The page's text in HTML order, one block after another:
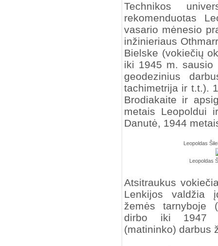
Technikos
rekomenduotas
vasario mėnesio
inžinieriaus
Bielske (vokiečių
iki 1945 m. sausio
geodezinius
tachimetrija ir t.t.).
Brodiakaite ir
metais Leopoldui
Danutė, 1944
Leopoldas
Leopoldas
Atsitraukus
Lenkijos valdžia
žemės tarnyboje
dirbo iki 1947
(matininko) darbus